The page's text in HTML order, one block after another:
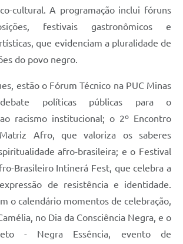
cultural. A programação inclui fóruns
festivais gastronômicos e
que evidenciam a pluralidade de
do povo negro.
estão o Fórum Técnico na PUC Minas
políticas públicas para o
racismo institucional; o 2º Encontro
Afro, que valoriza os saberes
afro-brasileira; e o Festival
Brasileiro Intinerá Fest, que celebra a
de resistência e identidade.
o calendário momentos de celebração,
no Dia da Consciência Negra, e o
- Negra Essência, evento de